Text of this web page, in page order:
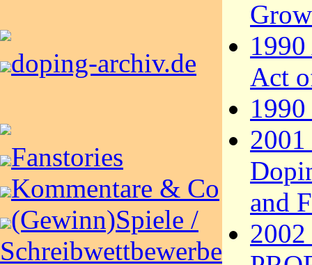
doping-archiv.de
Fanstories
Kommentare & Co
(Gewinn)Spiele /
Schreibwettbewerbe
Act
and